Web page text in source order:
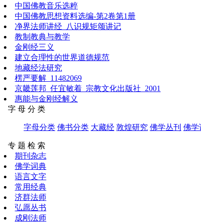
中国佛教音乐选粹
中国佛教思想资料选编-第2卷第1册
净界法师讲经_八识规矩颂讲记
教制教典与教学
金刚经三义
建立合理性的世界道德规范
地藏经法研究
楞严要解_11482069
京畿莲邦_任宜敏着_宗教文化出版社_2001
惠能与金刚经解义
字 母 分 类
字母分类 佛书分类 大藏经 敦煌研究 佛学丛刊 佛学
专 题 检 索
期刊杂志
佛学词典
语言文字
常用经典
济群法师
弘愿丛书
成刚法师